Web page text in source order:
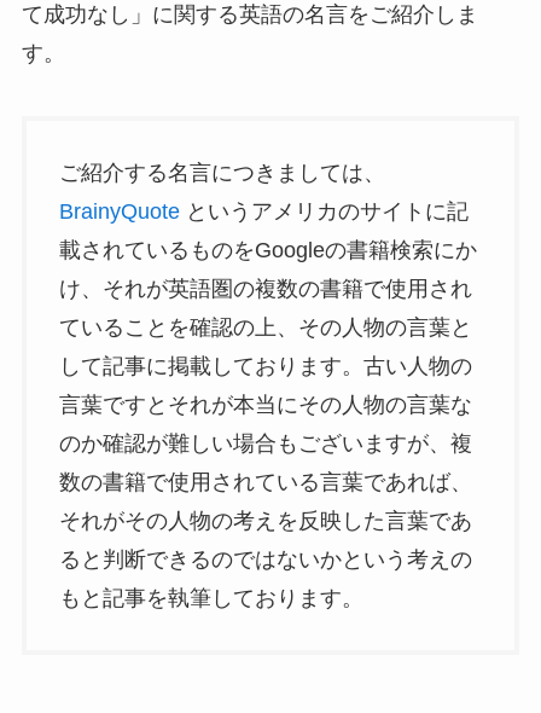
て成功なし」に関する英語の名言をご紹介しま
す。
ご紹介する名言につきましては、
BrainyQuoteというアメリカのサイトに記
載されているものをGoogleの書籍検索にか
け、それが英語圏の複数の書籍で使用され
ていることを確認の上、その人物の言葉と
して記事に掲載しております。古い人物の
言葉ですとそれが本当にその人物の言葉な
のか確認が難しい場合もございますが、複
数の書籍で使用されている言葉であれば、
それがその人物の考えを反映した言葉であ
ると判断できるのではないかという考えの
もと記事を執筆しております。